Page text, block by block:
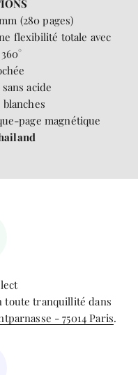
(280 pages)
flexibilité totale avec
acide
blanches
page magnétique
toute tranquillité dans
- 75014 Paris.